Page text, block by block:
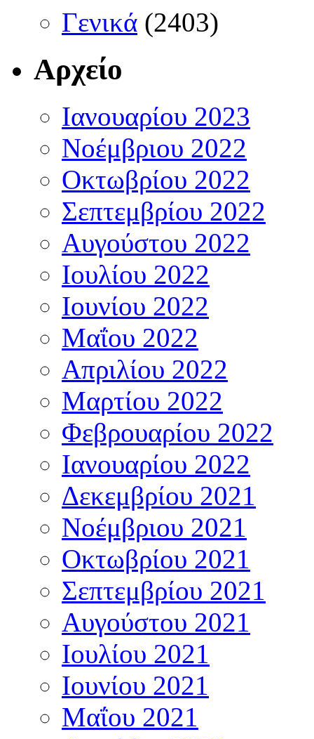
Γενικά (2403)
Αρχείο
Ιανουαρίου 2023
Νοέμβριου 2022
Οκτωβρίου 2022
Σεπτεμβρίου 2022
Αυγούστου 2022
Ιουλίου 2022
Ιουνίου 2022
Μαΐου 2022
Απριλίου 2022
Μαρτίου 2022
Φεβρουαρίου 2022
Ιανουαρίου 2022
Δεκεμβρίου 2021
Νοέμβριου 2021
Οκτωβρίου 2021
Σεπτεμβρίου 2021
Αυγούστου 2021
Ιουλίου 2021
Ιουνίου 2021
Μαΐου 2021